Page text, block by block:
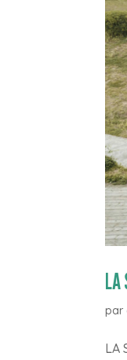
LA
par
LA